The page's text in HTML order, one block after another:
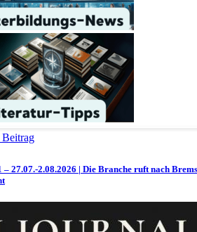
Beitrag
27.07.-2.08.2026 | Die Branche ruft nach